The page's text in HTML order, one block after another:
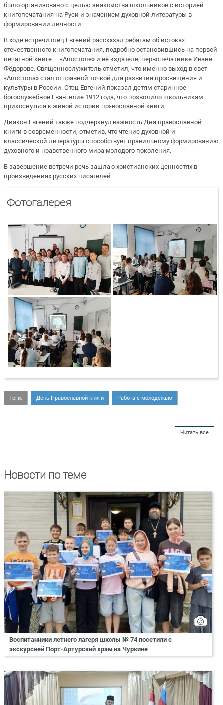
было организовано с целью знакомства школьников с историей
книгопечатания на Руси и значением духовной литературы в
формировании личности.
В ходе встречи отец Евгений рассказал ребятам об истоках
отечественного книгопечатания, подробно остановившись на первой
печатной книге — «Апостоле» и её издателе, первопечатнике Иване
Фёдорове. Священнослужитель отметил, что именно выход в свет
«Апостола» стал отправной точкой для развития просвещения и
культуры в России. Отец Евгений показал детям старинное
богослужебное Евангелие 1912 года, что позволило школьникам
прикоснуться к живой истории православной книги.
Диакон Евгений также подчеркнул важность Дня православной
книги в современности, отметив, что чтение духовной и
классической литературы способствует правильному формированию
духовного и нравственного мира молодого поколения.
В завершение встречи речь зашла о христианских ценностях в
произведениях русских писателей.
Фотогалерея
Теги: День Православной книги Работа с молодёжью
Читать все
Новости по теме
Воспитанники летнего лагеря школы № 74 посетили с
экскурсией Порт-Артурский храм на Чуркине